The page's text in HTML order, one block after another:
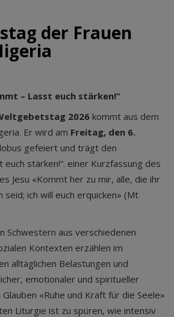
der Frauen
– Lasst euch stärken!“
2026 kommt aus dem
Er wird am Freitag, den 6.
gefeiert und trägt den
euch stärken!“. einer Kurzfassung des
Jesu «Kommt her zu mir, alle, die ihr
seid; ich will euch erquicken» (Mt
Schwestern aus verschiedenen
Kontexten erzählen im
alltäglichen Belastungen und
emotionaler und spiritueller
«Ruhe und Kraft für die Seele»
Liturgie ist zu spüren, wie intensiv